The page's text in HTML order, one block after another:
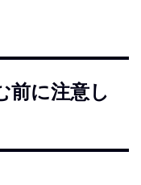
前に注意し